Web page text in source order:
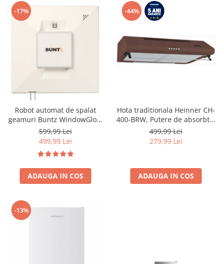
-17%
Robot automat de spalat
geamuri Buntz WindowGlow
BRC-J2– Putere de 72W,
2500Pa, tehnologie duala de
și control inteligent, Alb
599,99 Lei
499,99 Lei
ADAUGA IN COS
-44%
Hota traditionala Heinner CH-
400-BRW, Putere de absorbtie
326.4 mc/h, 2 motoare, 60 cm,
Maro
499,99 Lei
279,99 Lei
ADAUGA IN COS
-13%